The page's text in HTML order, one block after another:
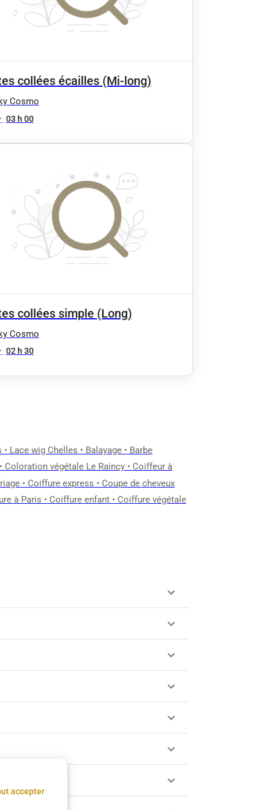
collées écailles (Mi-long)
Cosmo
• 03 h 00
collées simple (Long)
Cosmo
• 02 h 30
• Lace wig Chelles • Balayage • Barbe
• Coloration végétale Le Raincy • Coiffeur à
• Coiffure express • Coupe de cheveux
à Paris • Coiffure enfant • Coiffure végétale
accepter